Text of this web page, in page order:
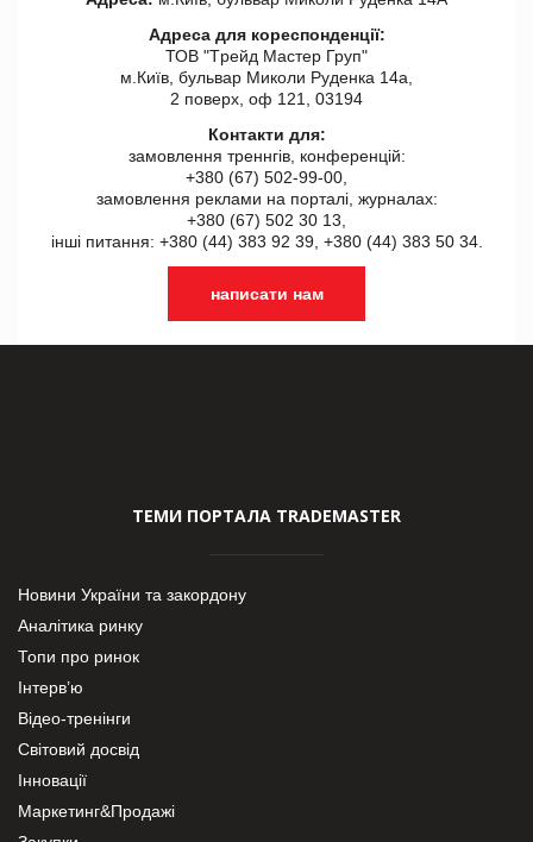
Адреса для кореспонденції:
ТОВ "Tрейд Мастер Груп"
м.Київ, бульвар Миколи Руденка 14а,
2 поверх, оф 121, 03194
Контакти для:
замовлення треннгів, конференцій:
+380 (67) 502-99-00,
замовлення реклами на порталі, журналах:
+380 (67) 502 30 13,
інші питання: +380 (44) 383 92 39, +380 (44) 383 50 34.
написати нам
ТЕМИ ПОРТАЛА TRADEMASTER
Новини України та закордону
Аналітика ринку
Топи про ринок
Інтерв’ю
Відео-тренінги
Світовий досвід
Інновації
Маркетинг&Продажі